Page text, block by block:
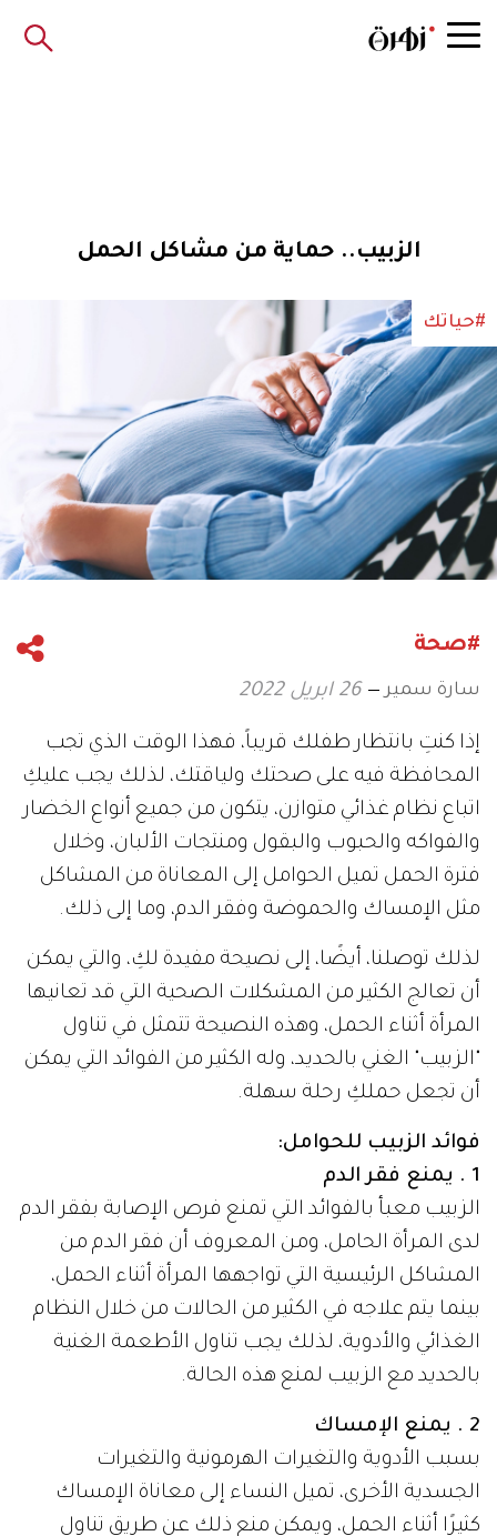
الزبيب.. حماية من مشاكل الحمل
#حياتك
#صحة
سارة سمير 26 ابريل 2022
إذا كنتِ بانتظار طفلك قريباً، فهذا الوقت الذي تجب
المحافظة فيه على صحتك ولياقتك، لذلك يجب عليكِ
اتباع نظام غذائي متوازن، يتكون من جميع أنواع الخضار
والفواكه والحبوب والبقول ومنتجات الألبان، وخلال
فترة الحمل تميل الحوامل إلى المعاناة من المشاكل
مثل الإمساك والحموضة وفقر الدم، وما إلى ذلك.
لذلك توصلنا، أيضًا، إلى نصيحة مفيدة لكِ، والتي يمكن
أن تعالج الكثير من المشكلات الصحية التي قد تعانيها
المرأة أثناء الحمل، وهذه النصيحة تتمثل في تناول
"الزبيب" الغني بالحديد، وله الكثير من الفوائد التي يمكن
أن تجعل حملكِ رحلة سهلة.
فوائد الزبيب للحوامل:
1 . يمنع فقر الدم
الزبيب معبأ بالفوائد التي تمنع فرص الإصابة بفقر الدم
لدى المرأة الحامل، ومن المعروف أن فقر الدم من
المشاكل الرئيسية التي تواجهها المرأة أثناء الحمل،
بينما يتم علاجه في الكثير من الحالات من خلال النظام
الغذائي والأدوية، لذلك يجب تناول الأطعمة الغنية
بالحديد مع الزبيب لمنع هذه الحالة.
2 . يمنع الإمساك
بسبب الأدوية والتغيرات الهرمونية والتغيرات
الجسدية الأخرى، تميل النساء إلى معاناة الإمساك
كثيرًا أثناء الحمل، ويمكن منع ذلك عن طريق تناول